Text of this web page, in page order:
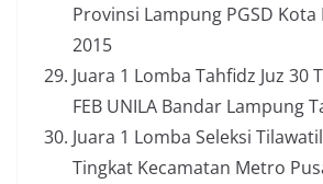
Provinsi Lampung PGSD
2015
Juara 1 Lomba Tahfidz Juz 30
FEB UNILA Bandar Lampung
Juara 1 Lomba Seleksi
Tingkat Kecamatan Metro